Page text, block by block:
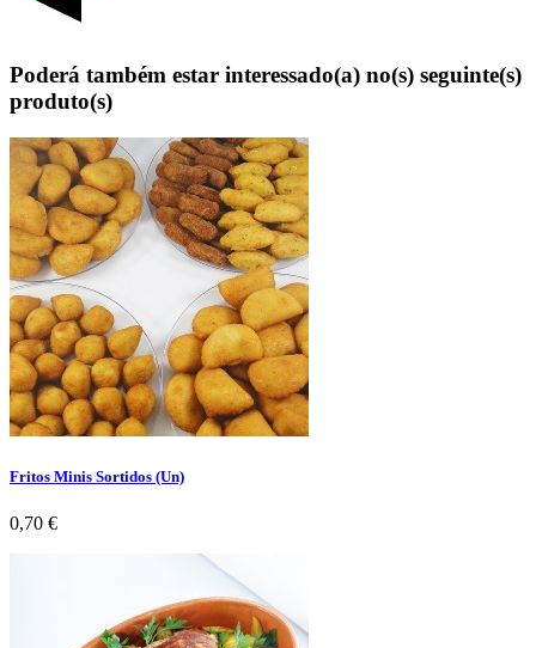
Poderá também estar interessado(a) no(s) seguinte(s)
produto(s)
Fritos Minis Sortidos (Un)
Preço
0,70 €